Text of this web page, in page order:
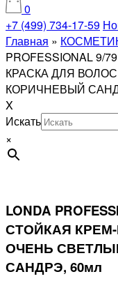
0
+7 (499) 734-17-59
Главная »
PROFESSIONAL 9/
КРАСКА ДЛЯ
КОРИЧНЕВЫЙ
X
Искать
×
LONDA
СТОЙКАЯ
ОЧЕНЬ
САНДРЭ, 60мл